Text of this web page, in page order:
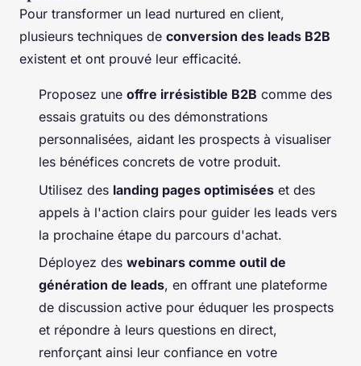
Pour transformer un lead nurtured en client,
plusieurs techniques de conversion des leads B2B
existent et ont prouvé leur efficacité.
Proposez une offre irrésistible B2B comme des
essais gratuits ou des démonstrations
personnalisées, aidant les prospects à visualiser
les bénéfices concrets de votre produit.
Utilisez des landing pages optimisées et des
appels à l'action clairs pour guider les leads vers
la prochaine étape du parcours d'achat.
Déployez des webinars comme outil de
génération de leads, en offrant une plateforme
de discussion active pour éduquer les prospects
et répondre à leurs questions en direct,
renforçant ainsi leur confiance en votre